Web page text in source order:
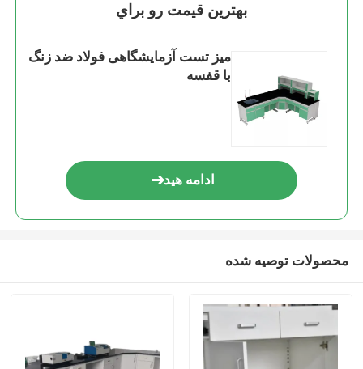
بهترين قيمت رو براي
میز تست آزمایشگاهی فولاد ضد زنگ
با قفسه
ادامه هید
محصولات توصیه شده